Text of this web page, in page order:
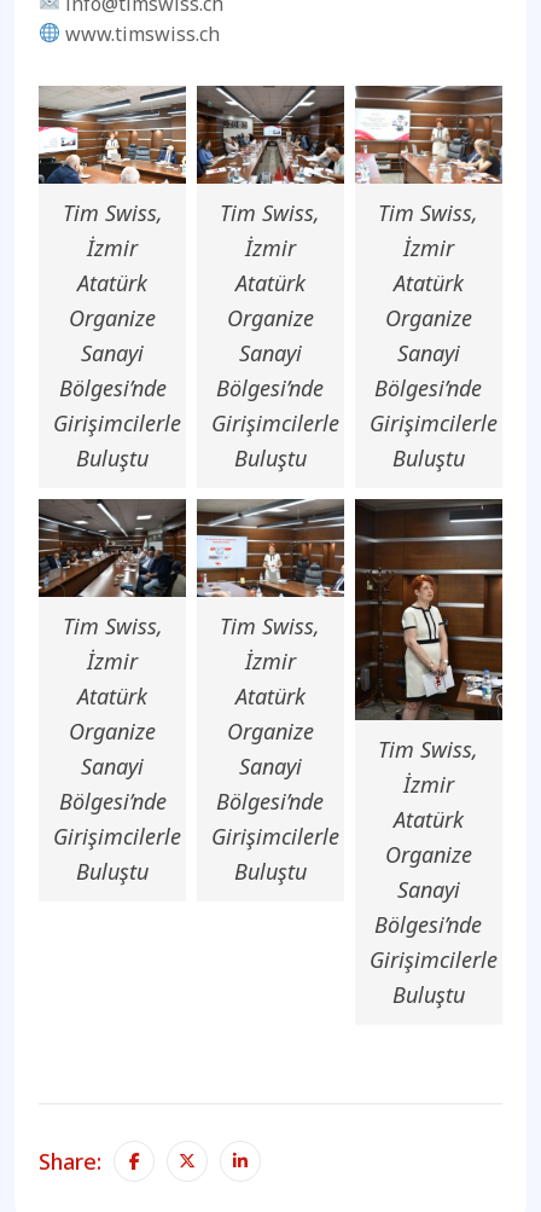
www.timswiss.ch
Tim Swiss,
İzmir
Atatürk
Organize
Sanayi
Bölgesi’nde
Girişimcilerle
Buluştu
Tim Swiss,
İzmir
Atatürk
Organize
Sanayi
Bölgesi’nde
Girişimcilerle
Buluştu
Tim Swiss,
İzmir
Atatürk
Organize
Sanayi
Bölgesi’nde
Girişimcilerle
Buluştu
Tim Swiss,
İzmir
Atatürk
Organize
Sanayi
Bölgesi’nde
Girişimcilerle
Buluştu
Tim Swiss,
İzmir
Atatürk
Organize
Sanayi
Bölgesi’nde
Girişimcilerle
Buluştu
Tim Swiss,
İzmir
Atatürk
Organize
Sanayi
Bölgesi’nde
Girişimcilerle
Buluştu
Share: